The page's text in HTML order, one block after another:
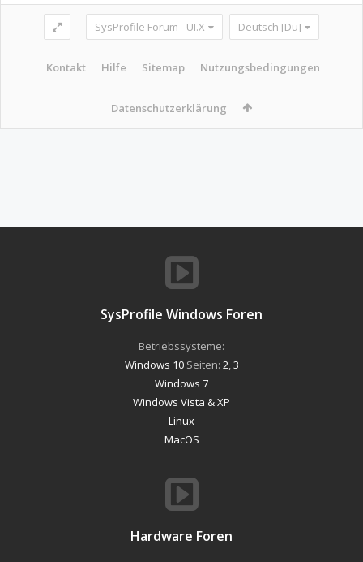
SysProfile Forum - UI.X Deutsch [Du]
Kontakt Hilfe Sitemap Nutzungsbedingungen
Datenschutzerklärung
SysProfile Windows Foren
Betriebssysteme:
Windows 10Seiten: 2 3
Windows 7
Windows Vista & XP
Linux
MacOS
Hardware Foren